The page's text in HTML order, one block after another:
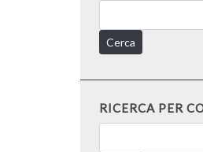
Cerca
RICERCA PER